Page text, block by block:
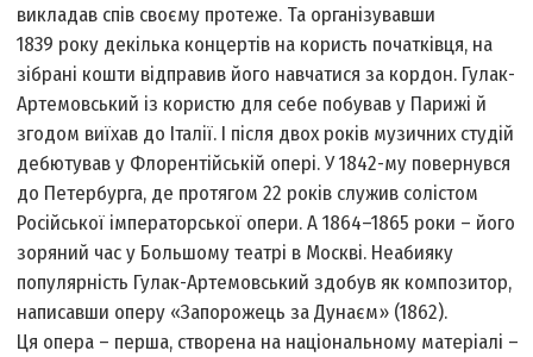
викладав спів своєму протеже. Та організувавши
1839 року декілька концертів на користь початківця, на
зібрані кошти відправив його навчатися за кордон. Гулак-
Артемовський із користю для себе побував у Парижі й
згодом виїхав до Італії. І після двох років музичних студій
дебютував у Флорентійській опері. У 1842-му повернувся
до Петербурга, де протягом 22 років служив солістом
Російської імператорської опери. А 1864–1865 роки – його
зоряний час у Большому театрі в Москві. Неабияку
популярність Гулак-Артемовський здобув як композитор,
написавши оперу «Запорожець за Дунаєм» (1862).
Ця опера – перша, створена на національному матеріалі –